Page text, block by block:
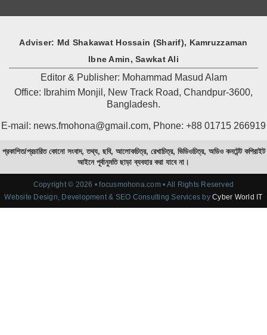
Adviser: Md Shakawat Hossain (Sharif), Kamruzzaman
Ibne Amin, Sawkat Ali
Editor & Publisher: Mohammad Masud Alam
Office: Ibrahim Monjil, New Track Road, Chandpur-3600,
Bangladesh.
E-mail: news.fmohona@gmail.com, Phone: +88 01715 266919
প্রকাশিত/প্রচারিত কোনো সংবাদ, তথ্য, ছবি, আলোকচিত্র, রেখাচিত্র, ভিডিওচিত্র, অডিও কনটেন্ট কপিরাইট
আইনে পূর্বানুমতি ছাড়া ব্যবহার করা যাবে না।
Copyright © 2026 • focusmohona.com • All Rights Reserved
Website Design, Development & SEO Consulting Services byCyber World IT